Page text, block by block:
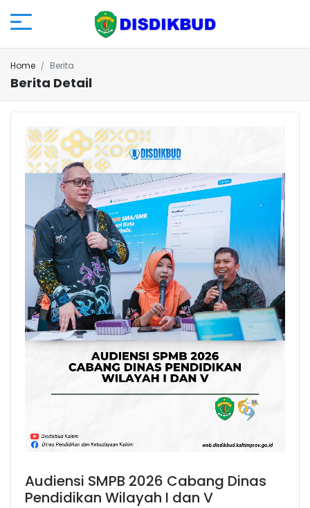
Home Berita
Berita Detail
Audiensi SMPB 2026 Cabang Dinas
Pendidikan Wilayah I dan V